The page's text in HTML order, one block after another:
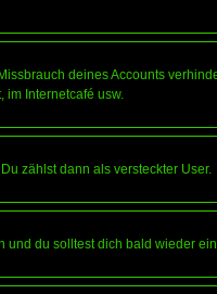
deines Accounts
im Internetcafé usw.
zählst dann als versteckter User.
und du solltest dich bald wieder